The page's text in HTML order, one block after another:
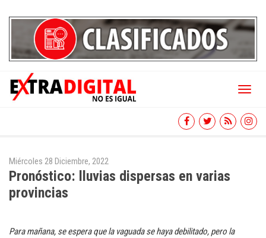
Toggle
Miércoles 28 Diciembre, 2022
Pronóstico: lluvias dispersas en varias
provincias
Para mañana, se espera que la vaguada se haya debilitado, pero la